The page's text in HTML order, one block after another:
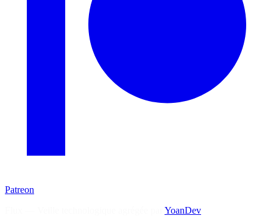
Patreon
YoanDev